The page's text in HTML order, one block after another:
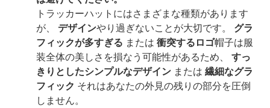
トラッカーハットにはさまざまな種類があります
が、 デザインやり過ぎないことが大切です。 グラ
フィックが多すぎる または 衝突するロゴ帽子は服
装全体の美しさを損なう可能性があるため、 すっ
きりとしたシンプルなデザイン または 繊細なグラ
フィック それはあなたの外見の残りの部分を圧倒
しません。